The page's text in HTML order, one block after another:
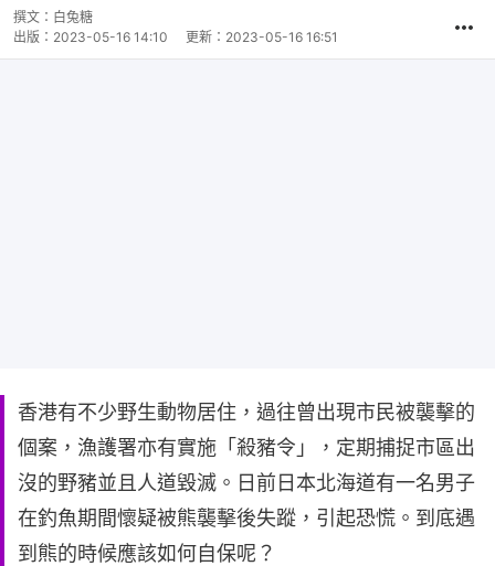
撰文： 白兔糖
出版： 2023-05-16 14:10 更新： 2023-05-16 16:51
香港有不少野生動物居住，過往曾出現市民被襲擊的
個案，漁護署亦有實施「殺豬令」，定期捕捉市區出
沒的野豬並且人道毀滅。日前日本北海道有一名男子
在釣魚期間懷疑被熊襲擊後失蹤，引起恐慌。到底遇
到熊的時候應該如何自保呢？